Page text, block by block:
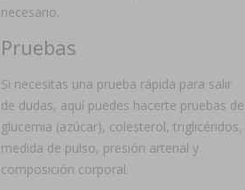
necesario.
Pruebas
Si necesitas una prueba rápida para salir
de dudas, aquí puedes hacerte pruebas de
glucemia (azúcar), colesterol, triglicéridos,
medida de pulso, presión arterial y
composición corporal.